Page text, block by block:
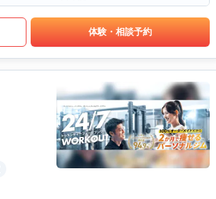
体験・相談予約